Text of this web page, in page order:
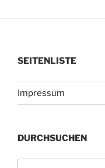
SEITENLISTE
Impressum
DURCHSUCHEN